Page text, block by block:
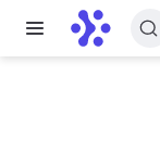
跳至主要內容